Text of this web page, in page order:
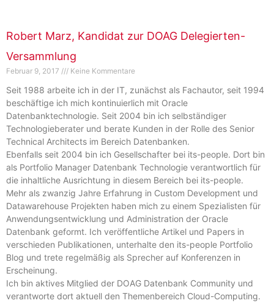
Robert Marz, Kandidat zur DOAG Delegierten-
Versammlung
Februar 9, 2017 Keine Kommentare
Seit 1988 arbeite ich in der IT, zunächst als Fachautor, seit 1994
beschäftige ich mich kontinuierlich mit Oracle
Datenbanktechnologie. Seit 2004 bin ich selbständiger
Technologieberater und berate Kunden in der Rolle des Senior
Technical Architects im Bereich Datenbanken.
Ebenfalls seit 2004 bin ich Gesellschafter bei its-people. Dort bin
als Portfolio Manager Datenbank Technologie verantwortlich für
die inhaltliche Ausrichtung in diesem Bereich bei its-people.
Mehr als zwanzig Jahre Erfahrung in Custom Development und
Datawarehouse Projekten haben mich zu einem Spezialisten für
Anwendungsentwicklung und Administration der Oracle
Datenbank geformt. Ich veröffentliche Artikel und Papers in
verschieden Publikationen, unterhalte den its-people Portfolio
Blog und trete regelmäßig als Sprecher auf Konferenzen in
Erscheinung.
Ich bin aktives Mitglied der DOAG Datenbank Community und
verantworte dort aktuell den Themenbereich Cloud-Computing.